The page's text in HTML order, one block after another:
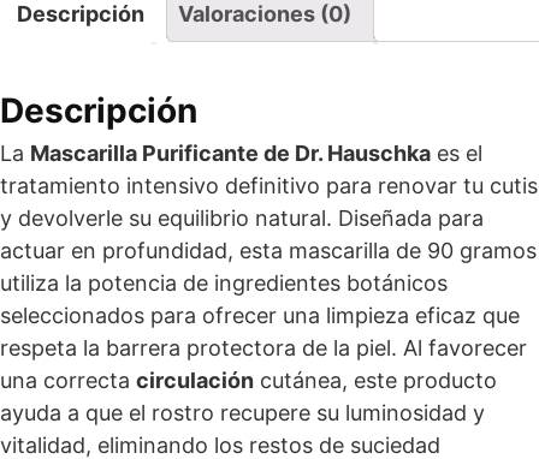
Descripción Valoraciones (0)
Descripción
La Mascarilla Purificante de Dr. Hauschka es el
tratamiento intensivo definitivo para renovar tu cutis
y devolverle su equilibrio natural. Diseñada para
actuar en profundidad, esta mascarilla de 90 gramos
utiliza la potencia de ingredientes botánicos
seleccionados para ofrecer una limpieza eficaz que
respeta la barrera protectora de la piel. Al favorecer
una correcta circulación cutánea, este producto
ayuda a que el rostro recupere su luminosidad y
vitalidad, eliminando los restos de suciedad